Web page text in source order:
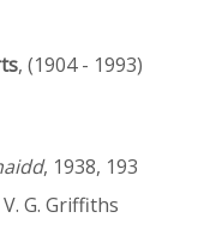
, (1904 - 1993)
, 1938, 193
G. Griffiths